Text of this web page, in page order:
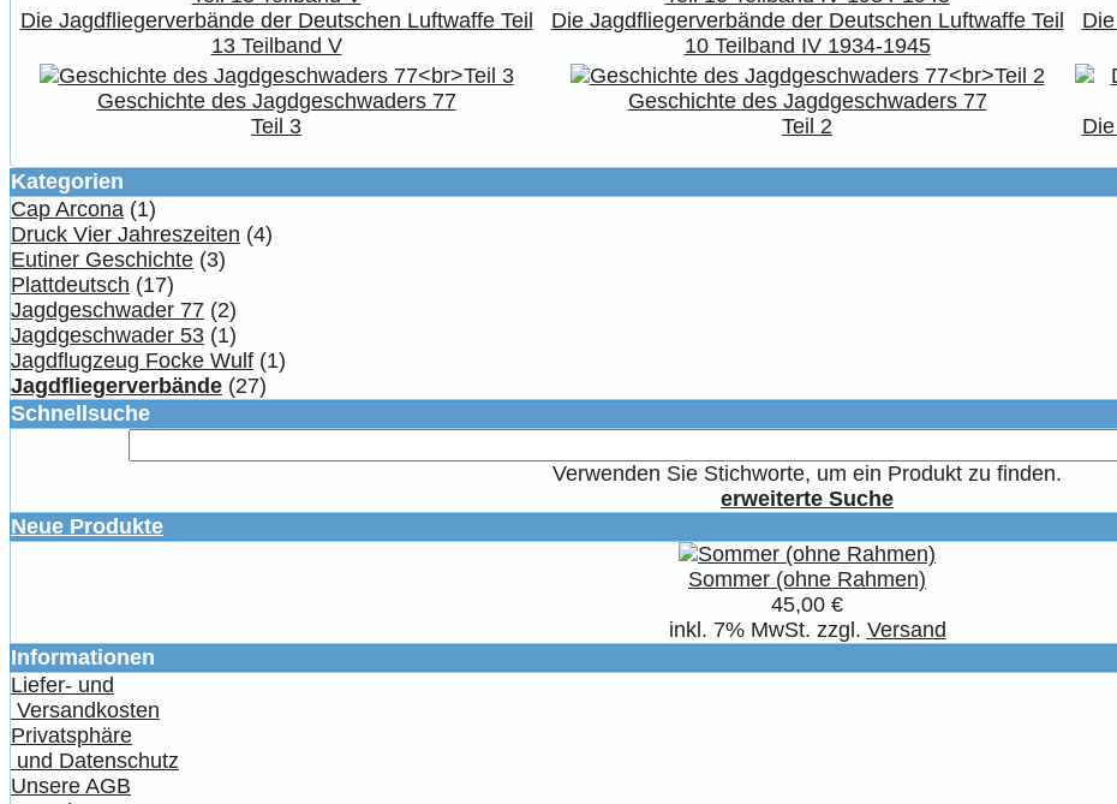
Die Jagdfliegerverbände der Deutschen Luftwaffe Teil
13 Teilband V
Die Jagdfliegerverbände der Deutschen Luftwaffe Teil
10 Teilband IV 1934-1945
Geschichte des Jagdgeschwaders 77
Teil 3
Geschichte des Jagdgeschwaders 77
Teil 2
Kategorien
Cap Arcona (1)
Druck Vier Jahreszeiten (4)
Eutiner Geschichte (3)
Plattdeutsch (17)
Jagdgeschwader 77 (2)
Jagdgeschwader 53 (1)
Jagdflugzeug Focke Wulf (1)
Jagdfliegerverbände (27)
Schnellsuche
Verwenden Sie Stichworte, um ein Produkt zu finden.
erweiterte Suche
Neue Produkte
Sommer (ohne Rahmen)
45,00 €
inkl. 7% MwSt. zzgl. Versand
Informationen
Liefer- und
Versandkosten
Privatsphäre
und Datenschutz
Unsere AGB